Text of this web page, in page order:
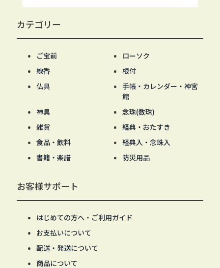
カテゴリー
ご宝前
ローソク
線香
根付
仏具
手帳・カレンダー・神宮
館
神具
念珠(数珠)
雑貨
経典・おたすき
食品・飲料
経典入・念珠入
書籍・楽譜
防災用品
お客様サポート
はじめての方へ・ご利用ガイド
お支払いについて
配送・発送について
商品について